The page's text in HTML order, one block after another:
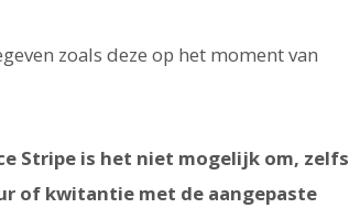
zoals deze op het moment van
Stripe is het niet mogelijk om, zelfs
of kwitantie met de aangepaste